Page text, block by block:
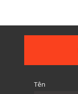
Tên